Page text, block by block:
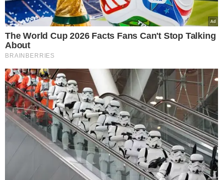
em junho, durante reunião ministerial no Rio de Janeiro,
momento em que serão anunciados os membros
fundadores, parceiros e financiamento para o
lançamento da Aliança Global. Em novembro, a Cúpula
do G20 dará lugar ao lançamento em alto nível da
Aliança Global contra a Fome e a Pobreza.
Além da 3ª reunião da Força-Tarefa, a capital piauiense
abriga, na segunda-feira (20.05), série de eventos do G20
Social, promovidos pelo MDS, em parceria com o
Governo do Piauí e da Secretaria-Geral da Presidência da
República. Grande parte é aberta à população e à
imprensa.
SOBRE O G20 SOCIAL
O G20 Social foi anunciado pelo presidente Lula na 18ª
Cúpula de Chefes de Governo e Estado do G20, em Nova
Délhi, na Índia, quando o Brasil assumiu simbolicamente